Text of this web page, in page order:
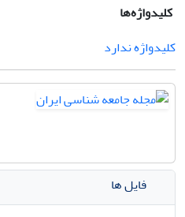
کلیدواژه‌ها
کلیدواژه ندارد
فایل ها